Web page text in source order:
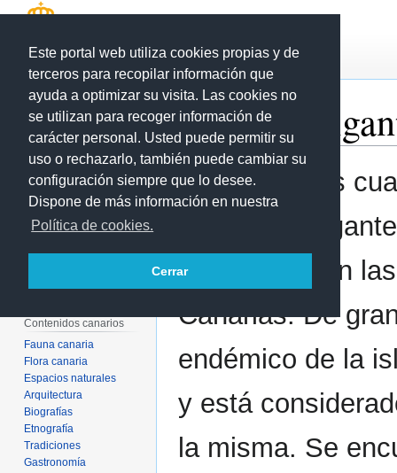
Este portal web utiliza cookies propias y de
terceros para recopilar información que
ayuda a optimizar su visita. Las cookies no
se utilizan para recoger información de
carácter personal. Usted puede permitir su
uso o rechazarlo, también puede cambiar su
configuración siempre que lo desee.
Dispone de más información en nuestra
Política de cookies.
Cerrar
Lagarto
a
la
a
la
Es una de las
de lagarto
encuentran en
Canarias. De
endémico de la
y está
la misma. Se
Página Discusión
Página principal
Portal ecoescuela 2.0
Educativa
Ayuda
Contenidos canarios
Fauna canaria
Flora canaria
Espacios naturales
Arquitectura
Biografías
Etnografía
Tradiciones
Gastronomía